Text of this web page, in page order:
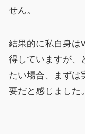
せん。
結果的に私自身は
得していますが、
たい場合、まずは
要だと感じました。